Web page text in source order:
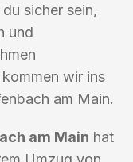
sicher sein,
und
wir ins
am Main.
am Main hat